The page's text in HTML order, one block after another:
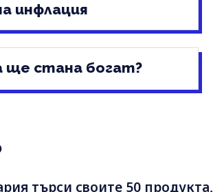
инфлация
ще стана богат?
търси своите 50 продукта,